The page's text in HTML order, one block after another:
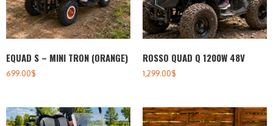
EQUAD S – MINI TRON (ORANGE)
699.00$
ROSSO QUAD Q 1200W 48V
1,299.00$